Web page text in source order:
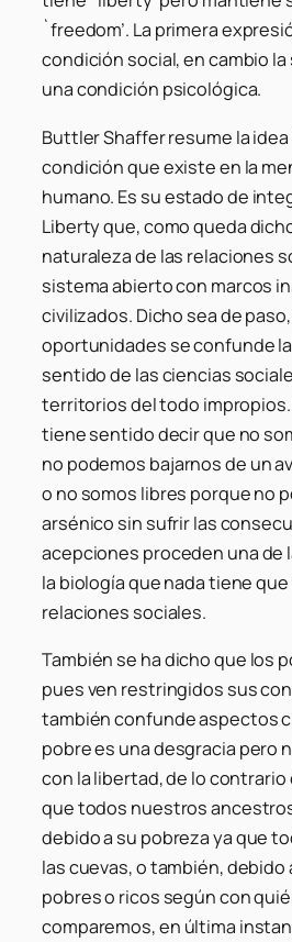
`freedom’. La primera
condición social, en cambio
una condición psicológica.
Buttler Shaffer resume la idea
condición que existe en la
humano. Es su estado de
Liberty que, como queda
naturaleza de las relaciones
sistema abierto con marcos
civilizados. Dicho sea de
oportunidades se confunde
sentido de las ciencias
territorios del todo impropios.
tiene sentido decir que no
no podemos bajarnos de un
o no somos libres porque no
arsénico sin sufrir las
acepciones proceden una de
la biología que nada tiene que
relaciones sociales.
También se ha dicho que los
pues ven restringidos sus
también confunde aspectos
pobre es una desgracia pero
con la libertad, de lo
que todos nuestros
debido a su pobreza ya que
las cuevas, o también,
pobres o ricos según con
comparemos, en última